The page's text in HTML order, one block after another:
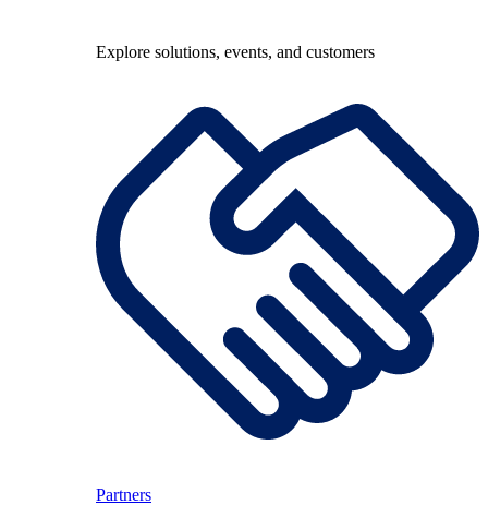
Explore solutions, events, and customers
Partners